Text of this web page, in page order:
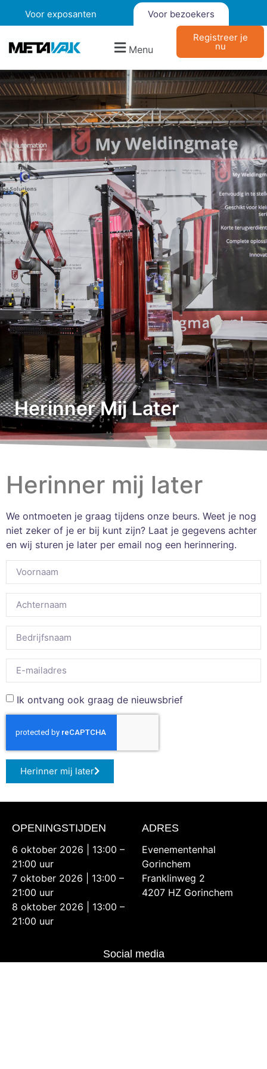
Voor exposanten Voor bezoekers
Menu
Registreer je
nu
Herinner Mij Later
Herinner mij later
We ontmoeten je graag tijdens onze beurs. Weet je nog
niet zeker of je er bij kunt zijn? Laat je gegevens achter
en wij sturen je later per email nog een herinnering.
Ik ontvang ook graag de nieuwsbrief
Herinner mij later
OPENINGSTIJDEN
6 oktober 2026 | 13:00 –
21:00 uur
7 oktober 2026 | 13:00 –
21:00 uur
8 oktober 2026 | 13:00 –
21:00 uur
ADRES
Evenementenhal
Gorinchem
Franklinweg 2
4207 HZ Gorinchem
Social media